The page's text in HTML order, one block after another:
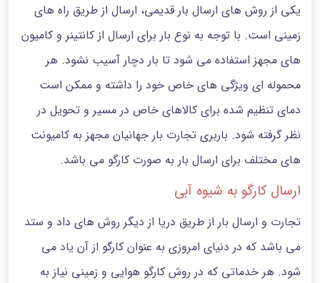
یکی از روش های ارسال بار قدیمی، ارسال از طریق راه های
زمینی است. با توجه به نوع بار برای ارسال از کانتینر و کامیون
های مجهز استفاده می شود تا بار دچار آسیب نشود. هر
محموله ای ویژگی های خاص خود را داشته و ممکن است
دمای تنظیم شده برای کالاهای خاص در مسیر و تحویل در
نظر گرفته شود. باربری تجارت بار جهانیان مجهز به کامیونت
های مختلف برای ارسال بار به صورت کارگو می باشد.
ارسال کارگو به شیوه آبی
تجارت و ارسال بار از طریق دریا از دیگر روش های داد و ستد
می باشد که در دنیای امروزی به عنوان کارگو از آن یاد می
شود. هر خدماتی که در روش کارگو هوایی و زمینی نیاز به